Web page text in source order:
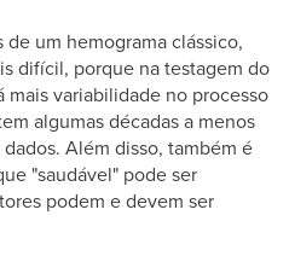
um hemograma clássico,
difícil, porque na testagem do
mais variabilidade no processo
algumas décadas a menos
Além disso, também é
"saudável" pode ser
podem e devem ser